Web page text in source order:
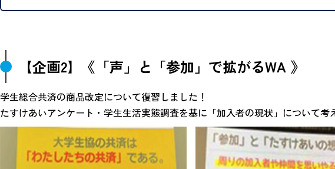
【企画2】《「声」と「参加」で拡がるWA 》
学生総合共済の商品改定について復習しました！
たすけあいアンケート・学生生活実態調査を基に「加入者の現状」について考